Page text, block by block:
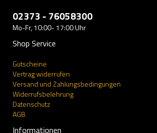
02373 - 76058300
Mo-Fr, 10:00- 17:00 Uhr
Shop Service
Gutscheine
Vertrag widerrufen
Versand und Zahlungsbedingungen
Widerrufsbelehrung
Datenschutz
AGB
Informationen